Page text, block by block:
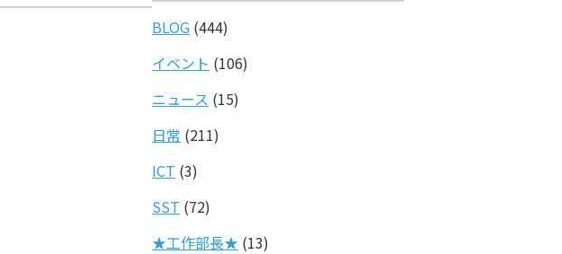
BLOG (444)
イベント (106)
ニュース (15)
日常 (211)
ICT (3)
SST (72)
★工作部長★ (13)